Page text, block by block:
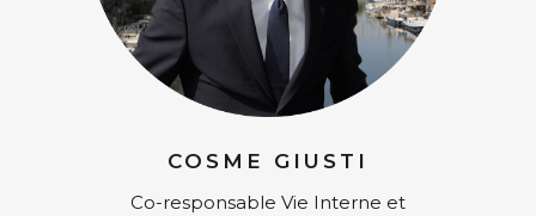
COSME GIUSTI
Co-responsable Vie Interne et